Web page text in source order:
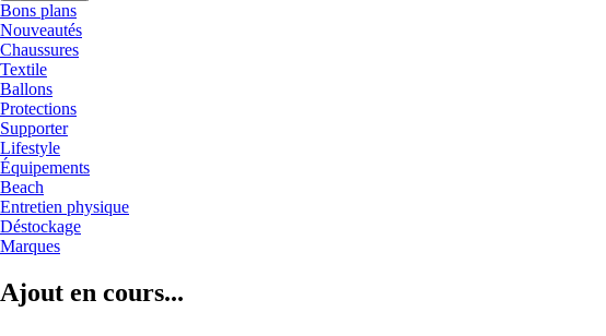
Bons plans
Nouveautés
Chaussures
Textile
Ballons
Protections
Supporter
Lifestyle
Équipements
Beach
Entretien physique
Déstockage
Marques
Ajout en cours...